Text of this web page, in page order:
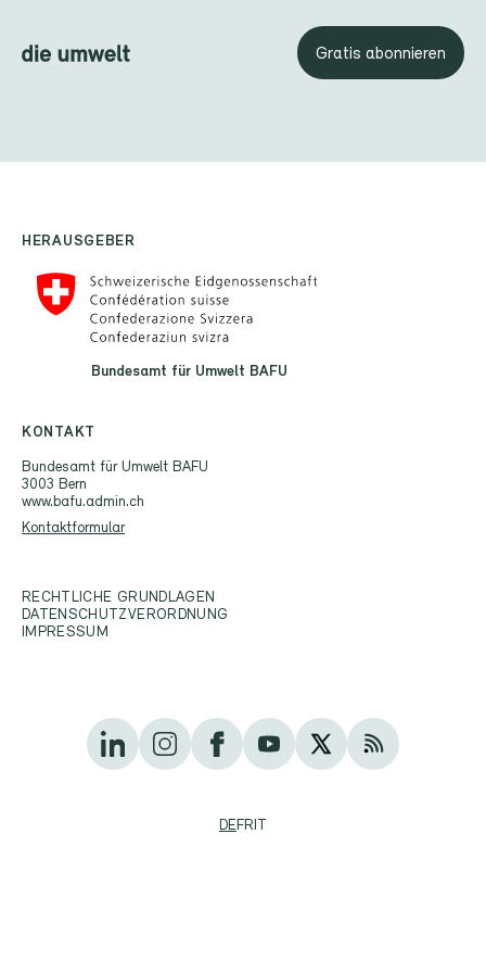
Gratis abonnieren
HERAUSGEBER
Bundesamt für Umwelt BAFU
KONTAKT
Bundesamt für Umwelt BAFU
3003 Bern
www.bafu.admin.ch
Kontaktformular
RECHTLICHE GRUNDLAGEN
DATENSCHUTZVERORDNUNG
IMPRESSUM
DEFRIT